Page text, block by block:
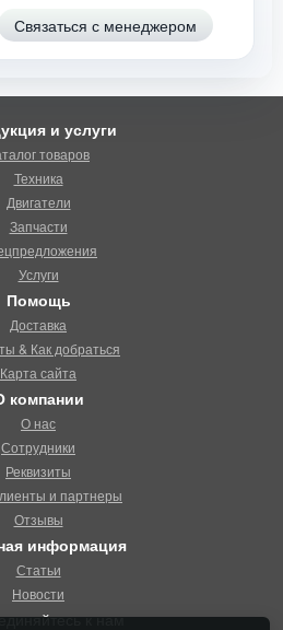
Связаться с менеджером
и услуги
товаров
Техника
Двигатели
Запчасти
Услуги
Помощь
Доставка
& Как добраться
Карта сайта
компании
О нас
Сотрудники
Реквизиты
и партнеры
Отзывы
информация
Статьи
Новости
к нам